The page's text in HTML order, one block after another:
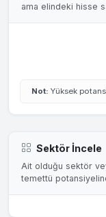
ama elindeki hisse
Not: Yüksek
Sektör İncele
Ait olduğu sektör
temettü